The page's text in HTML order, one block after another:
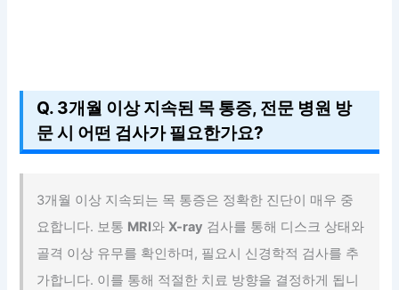
Q. 3개월 이상 지속된 목 통증, 전문 병원 방
문 시 어떤 검사가 필요한가요?
3개월 이상 지속되는 목 통증은 정확한 진단이 매우 중
요합니다. 보통 MRI와X-ray 검사를 통해 디스크 상태와
골격 이상 유무를 확인하며, 필요시 신경학적 검사를 추
가합니다. 이를 통해 적절한 치료 방향을 결정하게 됩니